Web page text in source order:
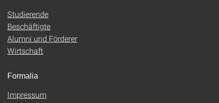
Studierende
Beschäftigte
Alumni und Förderer
Wirtschaft
Formalia
Impressum